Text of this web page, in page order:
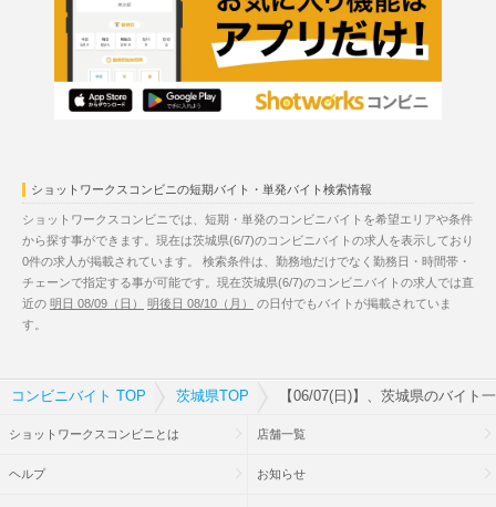
ショットワークスコンビニの短期バイト・単発バイト検索情報
ショットワークスコンビニでは、短期・単発のコンビニバイトを希望エリアや条件
から探す事ができます。現在は茨城県(6/7)のコンビニバイトの求人を表示しており
0件の求人が掲載されています。 検索条件は、勤務地だけでなく勤務日・時間帯・
チェーンで指定する事が可能です。現在茨城県(6/7)のコンビニバイトの求人では直
近の 明日 08/09（日） 明後日 08/10（月）
の日付でもバイトが掲載されていま
す。
コンビニバイト TOP 茨城県TOP 【06/07(日)】、茨城県のバイト
ショットワークスコンビニとは 店舗一覧
ヘルプ お知らせ